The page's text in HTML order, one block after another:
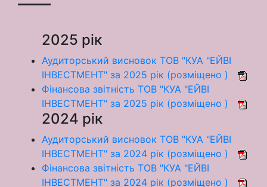
2025 рік
Аудиторський висновок ТОВ "КУА "ЕЙВІ
ІНВЕСТМЕНТ" за 2025 рік (розміщено )
Фінансова звітність ТОВ "КУА "ЕЙВІ
ІНВЕСТМЕНТ" за 2025 рік (розміщено )
2024 рік
Аудиторський висновок ТОВ "КУА "ЕЙВІ
ІНВЕСТМЕНТ" за 2024 рік (розміщено )
Фінансова звітність ТОВ "КУА "ЕЙВІ
ІНВЕСТМЕНТ" за 2024 рік (розміщено )